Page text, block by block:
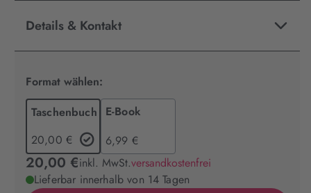
Details & Kontakt
Format wählen:
Taschenbuch
20,00 €
E-Book
6,99 €
20,00 €inkl. MwSt.versandkostenfrei
Lieferbar innerhalb von 14 Tagen